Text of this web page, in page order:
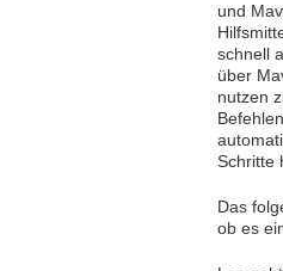
und
schnell
über
nutzen
Schritte
Das
ob es